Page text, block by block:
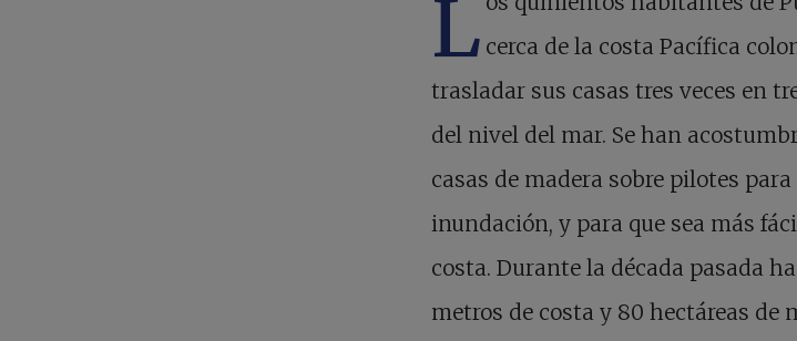
L cerca de la costa Pacífica
trasladar sus casas tres veces en
del nivel del mar. Se han
casas de madera sobre pilotes
inundación, y para que sea más
costa. Durante la década pasada
metros de costa y 80 hectáreas de